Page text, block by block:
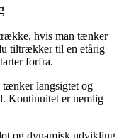
hvis man tænker
tiltrækker til en etårig
forfra.
langsigtet og
Kontinuitet er nemlig